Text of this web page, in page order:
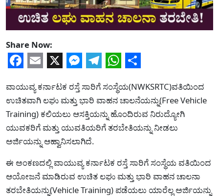
Share Now:
Facebook
Email
X Messenger
Telegram
WhatsApp
Share
ವಾಯುವ್ಯ ಕರ್ನಾಟಕ ರಸ್ತೆ ಸಾರಿಗೆ ಸಂಸ್ಥೆಯ(NWKSRTC)ವತಿಯಿಂದ
ಉಚಿತವಾಗಿ ಲಘು ಮತ್ತು ಭಾರಿ ವಾಹನ ಚಾಲನೆಯನ್ನು(Free Vehicle
Training) ಕಲಿಯಲು ಆಸಕ್ತಿಯನ್ನು ಹೊಂದಿರುವ ನಿರುದ್ಯೋಗಿ
ಯುವಕರಿಗೆ ಮತ್ತು ಯುವತಿಯರಿಗೆ ತರಬೇತಿಯನ್ನು ನೀಡಲು
ಅರ್ಜಿಯನ್ನು ಆಹ್ವಾನಿಸಲಾಗಿದೆ.
ಈ ಅಂಕಣದಲ್ಲಿ ವಾಯುವ್ಯ ಕರ್ನಾಟಕ ರಸ್ತೆ ಸಾರಿಗೆ ಸಂಸ್ಥೆಯ ವತಿಯಿಂದ
ಆಯೋಜನೆ ಮಾಡಿರುವ ಉಚಿತ ಲಘು ಮತ್ತು ಭಾರಿ ವಾಹನ ಚಾಲನಾ
ತರಬೇತಿಯನ್ನು(Vehicle Training) ಪಡೆಯಲು ಯಾರೆಲ್ಲ ಅರ್ಜಿಯನ್ನು